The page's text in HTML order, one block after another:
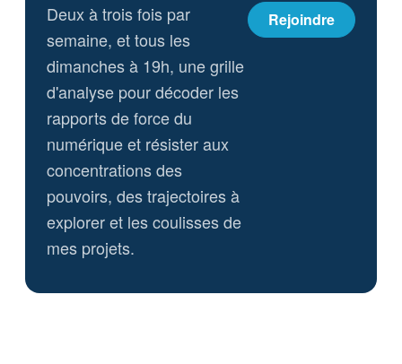
Deux à trois fois par
semaine, et tous les
dimanches à 19h, une grille
d'analyse pour décoder les
rapports de force du
numérique et résister aux
concentrations des
pouvoirs, des trajectoires à
explorer et les coulisses de
mes projets.
Rejoindre